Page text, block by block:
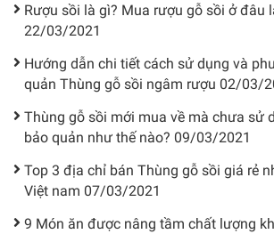
Rượu sồi là gì? Mua rượu gỗ sồi ở đâu
22/03/2021
Hướng dẫn chi tiết cách sử dụng và
quản Thùng gỗ sồi ngâm rượu 02/03/
Thùng gỗ sồi mới mua về mà chưa sử
bảo quản như thế nào? 09/03/2021
Top 3 địa chỉ bán Thùng gỗ sồi giá rẻ
Việt nam 07/03/2021
9 Món ăn được nâng tầm chất lượng